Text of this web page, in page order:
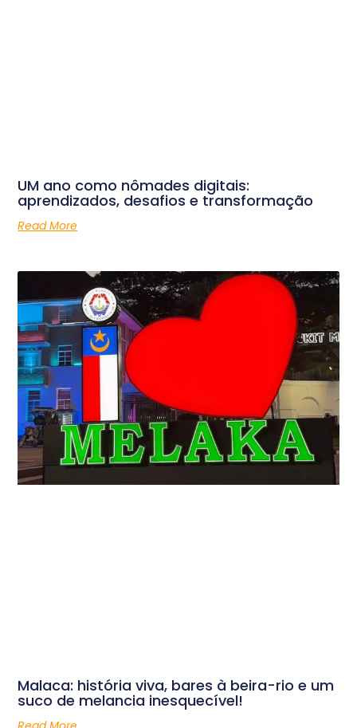
UM ano como nômades digitais:
aprendizados, desafios e transformação
Read More
Malaca: história viva, bares à beira-rio e um
suco de melancia inesquecível!